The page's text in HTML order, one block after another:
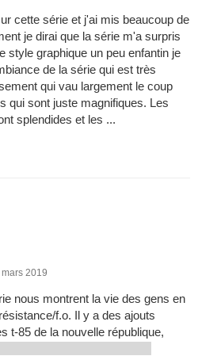
cette série et j'ai mis beaucoup de
je dirai que la série m'a surpris
style graphique un peu enfantin je
de la série qui est très
qui vau largement le coup
qui sont juste magnifiques. Les
splendides et les ...
2019
nous montrent la vie des gens en
f.o. Il y a des ajouts
t-85 de la nouvelle république,